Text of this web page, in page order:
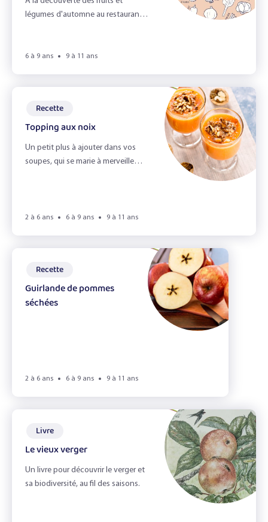
légumes d'automne au restaurant
6 à 9 ans 9 à 11 ans
Recette
Topping aux noix
Un petit plus à ajouter dans vos
soupes, qui se marie à merveille
2 à 6 ans 6 à 9 ans 9 à 11 ans
Recette
Guirlande de pommes
séchées
2 à 6 ans 6 à 9 ans 9 à 11 ans
Livre
Le vieux verger
Un livre pour découvrir le verger et
sa biodiversité, au fil des saisons.